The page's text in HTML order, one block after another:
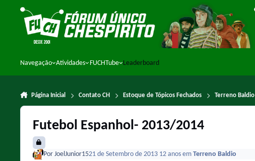
Ir para conteúdo
Navegação Atividades FUCHTube Leaderboard
Página Inicial Contato CH Estoque de Tópicos Fechados Terreno Baldio
Futebol Espanhol- 2013/2014
Por JoelJunior1521 de Setembro de 2013 12 anos em Terreno Baldio